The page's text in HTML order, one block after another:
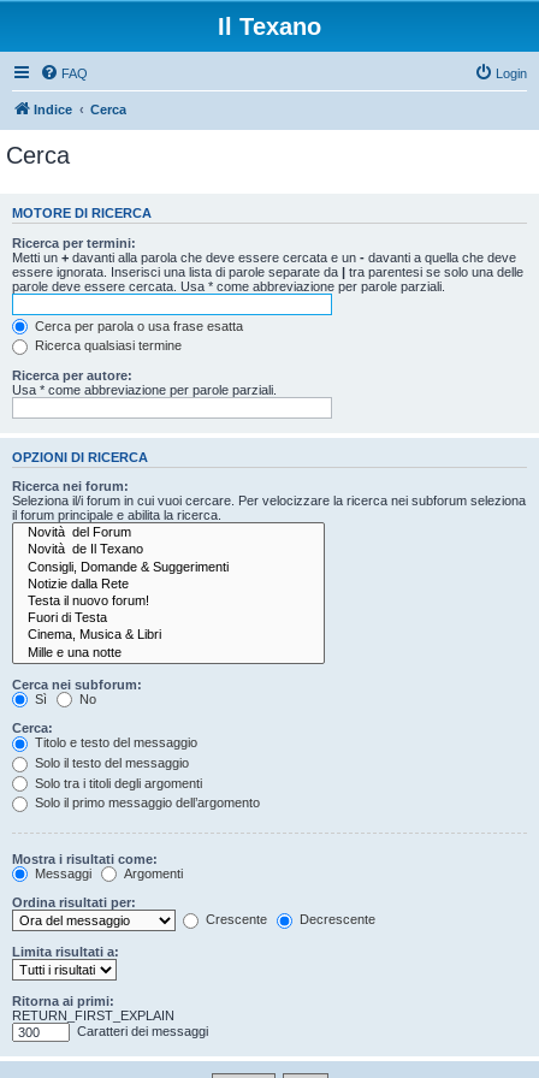
Il Texano
FAQ Login
Indice Cerca
Cerca
MOTORE DI RICERCA
Ricerca per termini:
Metti un + davanti alla parola che deve essere cercata e un - davanti a quella che deve
essere ignorata. Inserisci una lista di parole separate da | tra parentesi se solo una delle
parole deve essere cercata. Usa * come abbreviazione per parole parziali.
Cerca per parola o usa frase esatta
Ricerca qualsiasi termine
Ricerca per autore:
Usa * come abbreviazione per parole parziali.
OPZIONI DI RICERCA
Ricerca nei forum:
Seleziona il/i forum in cui vuoi cercare. Per velocizzare la ricerca nei subforum seleziona
il forum principale e abilita la ricerca.
Cerca nei subforum:
Sì
No
Cerca:
Titolo e testo del messaggio
Solo il testo del messaggio
Solo tra i titoli degli argomenti
Solo il primo messaggio dell’argomento
Mostra i risultati come:
Messaggi
Argomenti
Ordina risultati per:
Crescente
Decrescente
Limita risultati a:
Ritorna ai primi:
RETURN_FIRST_EXPLAIN
Caratteri dei messaggi